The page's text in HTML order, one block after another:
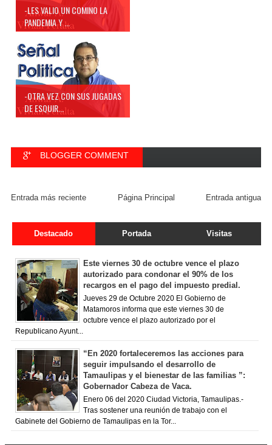
-LES VALIO UN COMINO LA
PANDEMIA Y ...
-OTRA VEZ CON SUS JUGADAS
DE ESQUIR...
BLOGGER COMMENT
Entrada más reciente Entrada antigua
Página Principal
Destacado Portada Visitas
Este viernes 30 de octubre vence el plazo
autorizado para condonar el 90% de los
recargos en el pago del impuesto predial.
Jueves 29 de Octubre 2020 El Gobierno de
Matamoros informa que este viernes 30 de
octubre vence el plazo autorizado por el
Republicano Ayunt...
“En 2020 fortaleceremos las acciones para
seguir impulsando el desarrollo de
Tamaulipas y el bienestar de las familias ”:
Gobernador Cabeza de Vaca.
Enero 06 del 2020 Ciudad Victoria, Tamaulipas.-
Tras sostener una reunión de trabajo con el
Gabinete del Gobierno de Tamaulipas en la Tor...